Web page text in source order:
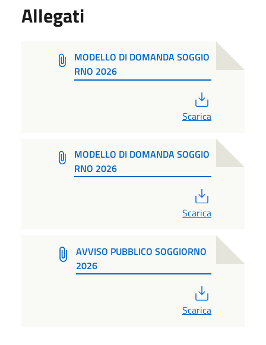
Allegati
MODELLO DI DOMANDA SOGGIO
RNO 2026
Scarica
MODELLO DI DOMANDA SOGGIO
RNO 2026
Scarica
AVVISO PUBBLICO SOGGIORNO
2026
Scarica